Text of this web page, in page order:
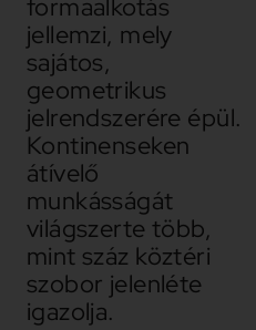
formaalkotás
jellemzi, mely
sajátos,
geometrikus
jelrendszerére épül.
Kontinenseken
átívelő
munkásságát
világszerte több,
mint száz köztéri
szobor jelenléte
igazolja.